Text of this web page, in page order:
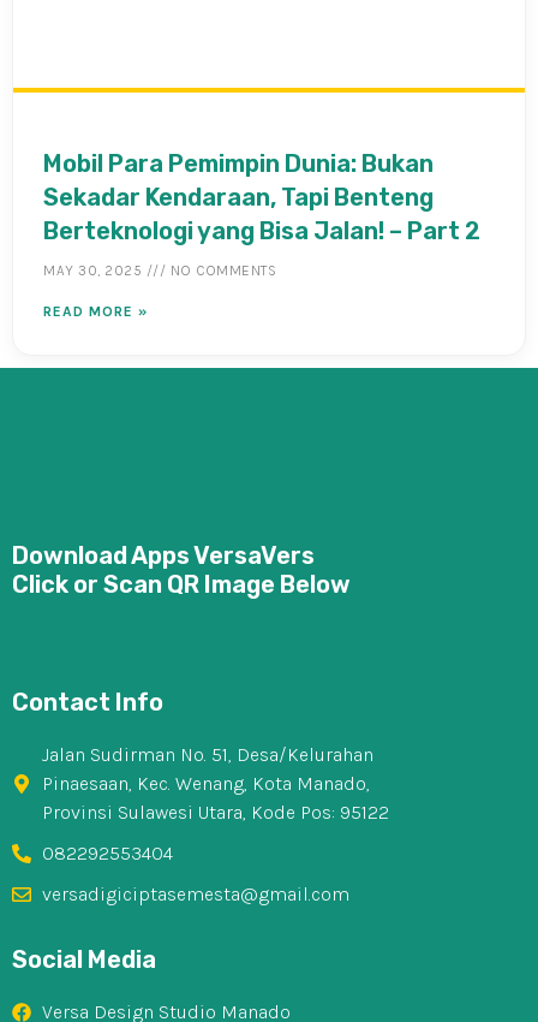
Mobil Para Pemimpin Dunia: Bukan
Sekadar Kendaraan, Tapi Benteng
Berteknologi yang Bisa Jalan! – Part 2
MAY 30, 2025 NO COMMENTS
READ MORE »
Download Apps VersaVers
Click or Scan QR Image Below
Contact Info
Jalan Sudirman No. 51, Desa/Kelurahan
Pinaesaan, Kec. Wenang, Kota Manado,
Provinsi Sulawesi Utara, Kode Pos: 95122
082292553404
versadigiciptasemesta@gmail.com
Social Media
Versa Design Studio Manado